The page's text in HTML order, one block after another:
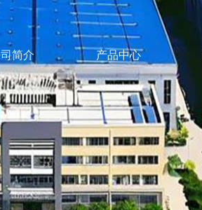
简介 产品中心